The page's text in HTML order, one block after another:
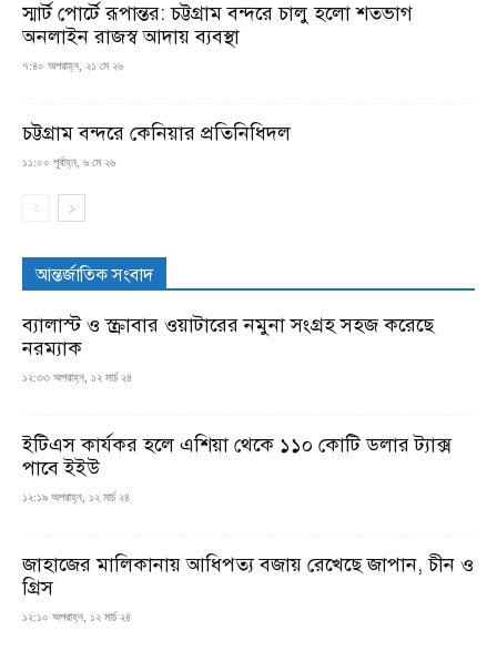
স্মার্ট পোর্টে রূপান্তর: চট্টগ্রাম বন্দরে চালু হলো শতভাগ
অনলাইন রাজস্ব আদায় ব্যবস্থা
৭:৪০ অপরাহ্ন, ২১ মে ২৬
চট্টগ্রাম বন্দরে কেনিয়ার প্রতিনিধিদল
১১:০০ পূর্বাহ্ন, ৬ মে ২৬
আন্তর্জাতিক সংবাদ
ব্যালাস্ট ও স্ক্রাবার ওয়াটারের নমুনা সংগ্রহ সহজ করেছে
নরম্যাক
১২:৩৩ অপরাহ্ন, ১২ মার্চ ২৪
ইটিএস কার্যকর হলে এশিয়া থেকে ১১০ কোটি ডলার ট্যাক্স
পাবে ইইউ
১২:১৯ অপরাহ্ন, ১২ মার্চ ২৪
জাহাজের মালিকানায় আধিপত্য বজায় রেখেছে জাপান, চীন ও
গ্রিস
১২:১০ অপরাহ্ন, ১২ মার্চ ২৪